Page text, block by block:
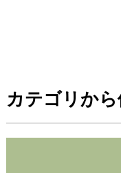
カテゴリか